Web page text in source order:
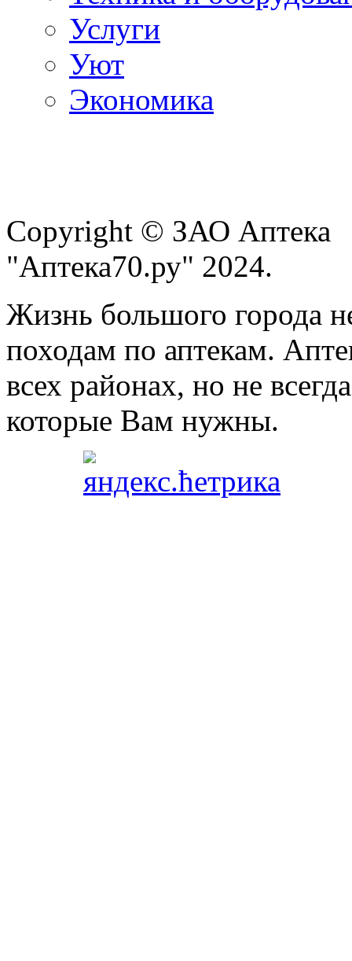
Услуги
Уют
Экономика
Copyright © ЗАО Аптека
"Аптека70.ру" 2024.
Жизнь большого города
походам по аптекам.
всех районах, но не
которые Вам нужны.